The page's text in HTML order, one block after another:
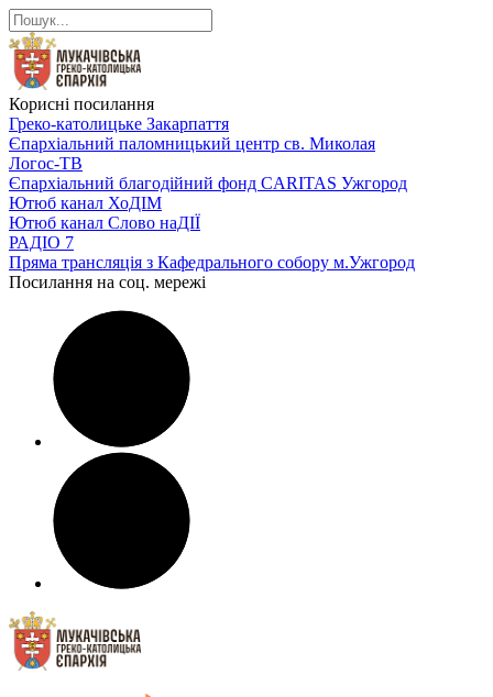
Корисні посилання
Греко-католицьке Закарпаття
Єпархіальний паломницький центр св. Миколая
Логос-ТВ
Єпархіальний благодійний фонд CARITAS Ужгород
Ютюб канал ХоДІМ
Ютюб канал Слово наДІЇ
РАДІО 7
Пряма трансляція з Кафедрального собору м.Ужгород
Посилання на соц. мережі